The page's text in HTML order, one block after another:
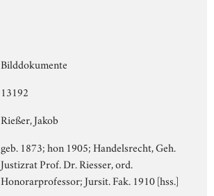
Bilddokumente
13192
Rießer, Jakob
geb. 1873; hon 1905; Handelsrecht, Geh.
Justizrat Prof. Dr. Riesser, ord.
Honorarprofessor; Jursit. Fak. 1910 [hss.]